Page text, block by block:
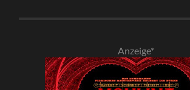
Anzeige*